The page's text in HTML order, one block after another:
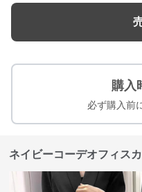
購入
必ず購入前
ネイビーコーデオフィス